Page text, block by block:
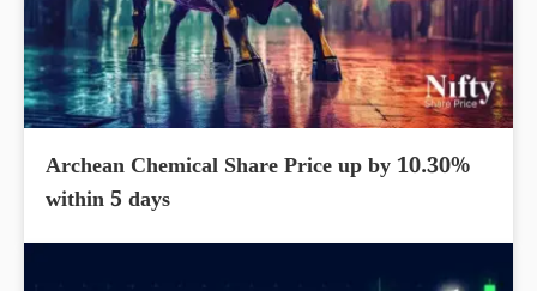
Archean Chemical Share Price up by 10.30%
within 5 days